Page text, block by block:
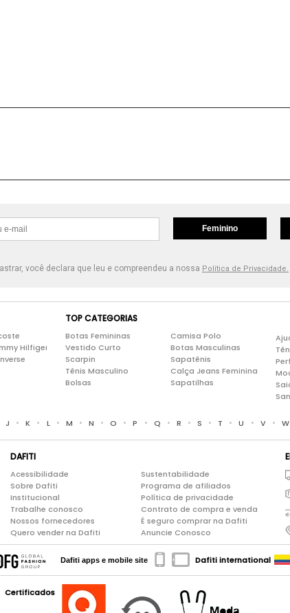
Feminino
você declara que leu e compreendeu a nossa Política de Privacidade.
Hilfiger
TOP CATEGORIAS
Botas Femininas
Vestido Curto
Scarpin
Tênis Masculino
Bolsas
Camisa Polo
Botas Masculinas
Sapatênis
Calça Jeans Feminina
Sapatilhas
J • K • L • M • N • O • P • Q • R • S • T • U • V • W
DAFITI
Acessibilidade
Sobre Dafiti
Institucional
Trabalhe conosco
Nossos fornecedores
Quero vender na Dafiti
Sustentabilidade
Programa de afiliados
Política de privacidade
Contrato de compra e venda
É seguro comprar na Dafiti
Anuncie Conosco
Dafiti apps e mobile site Dafiti international
Certificados